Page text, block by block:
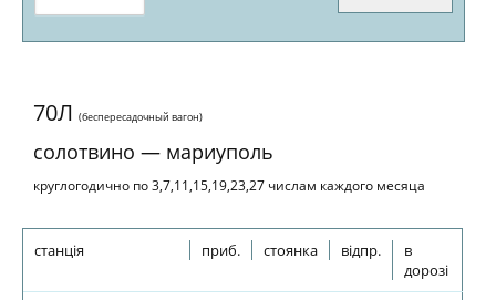
70Л (беспересадочный вагон)
солотвино — мариуполь
круглогодично по 3,7,11,15,19,23,27 числам каждого месяца
станція приб. стоянка відпр.
в
дорозі